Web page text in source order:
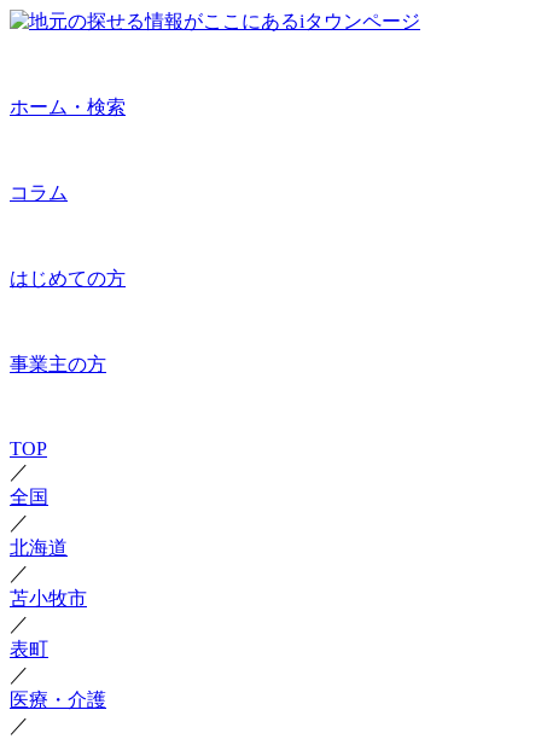
ホーム・検索
コラム
はじめての方
事業主の方
TOP
／
全国
／
北海道
／
苫小牧市
／
表町
／
医療・介護
／